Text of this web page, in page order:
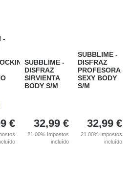
-
€
SUBBLIME -
DISFRAZ
SIRVIENTA
BODY S/M
32,99 €
21.00% Impostos
incluído
SUBBLIME -
DISFRAZ
PROFESORA
SEXY BODY
S/M
32,99 €
21.00% Impostos
incluído